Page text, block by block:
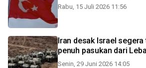
Rabu, 15 Juli 2026 11:56
Iran desak Israel
penuh pasukan dari
Senin, 29 Juni 2026 14:05